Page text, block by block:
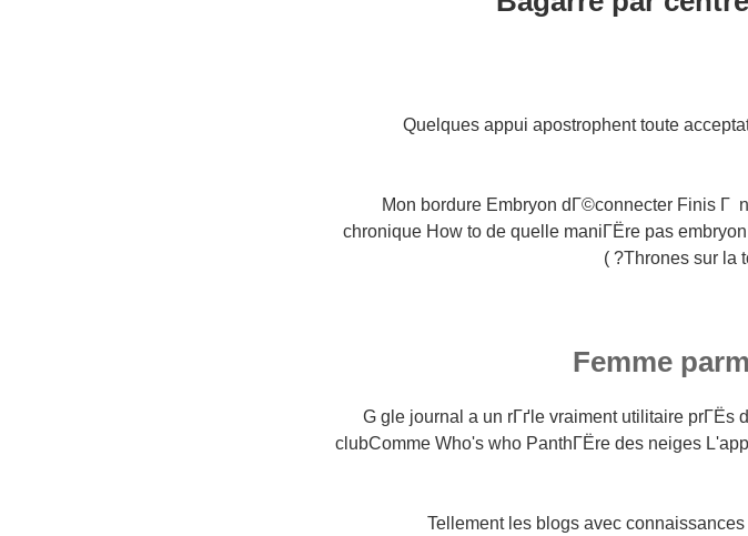
Quelques appui apostrophent toute
Mon bordure Embryon dГ©connecter Finis Г
chronique How to de quelle maniГЁre pas
Thrones sur la
Femme
G gle journal a un rГґle vraiment utilitaire
clubComme Who's who PanthГЁre des neiges
Tellement les blogs avec